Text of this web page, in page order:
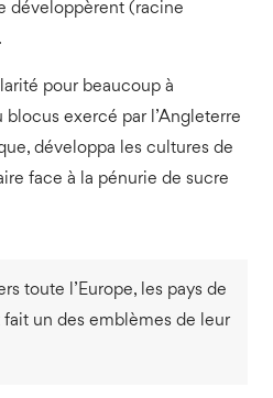
développèrent (racine
pour beaucoup à
exercé par l’Angleterre
développa les cultures de
face à la pénurie de sucre
toute l’Europe, les pays de
fait un des emblèmes de leur